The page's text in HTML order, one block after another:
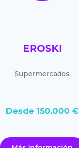
EROSKI
Supermercados
Desde 150.000 €